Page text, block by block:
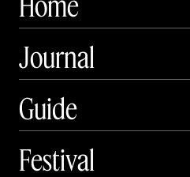
Journal
Guide
Festival